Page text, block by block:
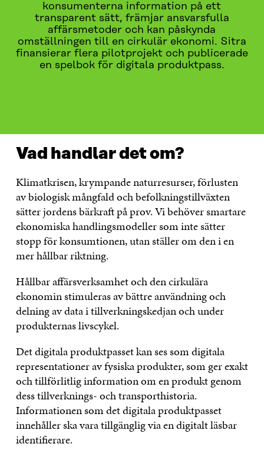
konsumenterna information på ett
transparent sätt, främjar ansvarsfulla
affärsmetoder och kan påskynda
omställningen till en cirkulär ekonomi. Sitra
finansierar flera pilotprojekt och publicerade
en spelbok för digitala produktpass.
Vad handlar det om?
Klimatkrisen, krympande naturresurser, förlusten
av biologisk mångfald och befolkningstillväxten
sätter jordens bärkraft på prov. Vi behöver smartare
ekonomiska handlingsmodeller som inte sätter
stopp för konsumtionen, utan ställer om den i en
mer hållbar riktning.
Hållbar affärsverksamhet och den cirkulära
ekonomin stimuleras av bättre användning och
delning av data i tillverkningskedjan och under
produkternas livscykel.
Det digitala produktpasset kan ses som digitala
representationer av fysiska produkter, som ger exakt
och tillförlitlig information om en produkt genom
dess tillverknings- och transporthistoria.
Informationen som det digitala produktpasset
innehåller ska vara tillgänglig via en digitalt läsbar
identifierare.